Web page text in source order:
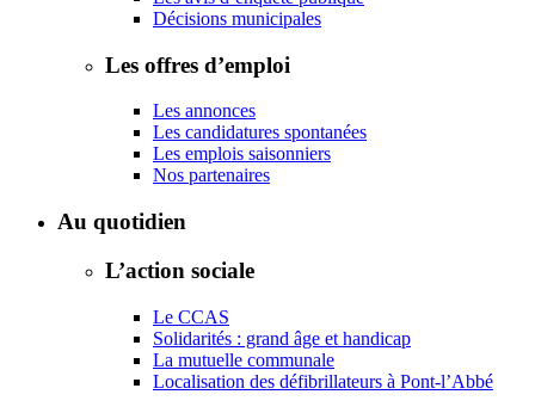
Décisions municipales
Les offres d’emploi
Les annonces
Les candidatures spontanées
Les emplois saisonniers
Nos partenaires
Au quotidien
L’action sociale
Le CCAS
Solidarités : grand âge et handicap
La mutuelle communale
Localisation des défibrillateurs à Pont-l’Abbé